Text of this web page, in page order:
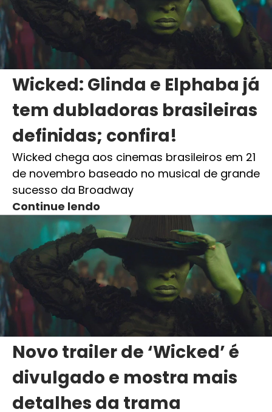
Wicked: Glinda e Elphaba já
tem dubladoras brasileiras
definidas; confira!
Wicked chega aos cinemas brasileiros em 21
de novembro baseado no musical de grande
sucesso da Broadway
Continue lendo
Novo trailer de ‘Wicked’ é
divulgado e mostra mais
detalhes da trama